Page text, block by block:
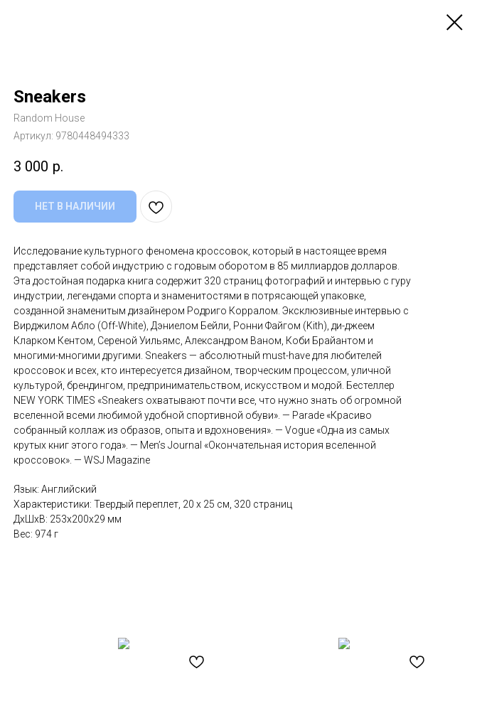
Sneakers
Random House
Артикул: 9780448494333
3 000 р.
НЕТ В НАЛИЧИИ
Исследование культурного феномена кроссовок, который в настоящее время
представляет собой индустрию с годовым оборотом в 85 миллиардов долларов.
Эта достойная подарка книга содержит 320 страниц фотографий и интервью с гуру
индустрии, легендами спорта и знаменитостями в потрясающей упаковке,
созданной знаменитым дизайнером Родриго Корралом. Эксклюзивные интервью с
Вирджилом Абло (Off-White), Дэниелом Бейли, Ронни Файгом (Kith), ди-джеем
Кларком Кентом, Сереной Уильямс, Александром Ваном, Коби Брайантом и
многими-многими другими. Sneakers — абсолютный must-have для любителей
кроссовок и всех, кто интересуется дизайном, творческим процессом, уличной
культурой, брендингом, предпринимательством, искусством и модой. Бестеллер
NEW YORK TIMES «Sneakers охватывают почти все, что нужно знать об огромной
вселенной всеми любимой удобной спортивной обуви». — Parade «Красиво
собранный коллаж из образов, опыта и вдохновения». — Vogue «Одна из самых
крутых книг этого года». — Men’s Journal «Окончательная история вселенной
кроссовок». — WSJ Magazine
Язык: Английский
Характеристики: Твердый переплет, 20 x 25 см, 320 страниц
ДxШxВ: 253x200x29 мм
Вес: 974 г